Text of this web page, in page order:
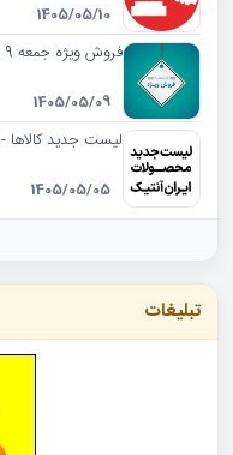
1405/05/10
فروش ویژه جمعه 9 مهرداد 1405
1405/05/09
لیست جدید کالاها - 5 مرداد 1405
1405/05/05
تبلیغات